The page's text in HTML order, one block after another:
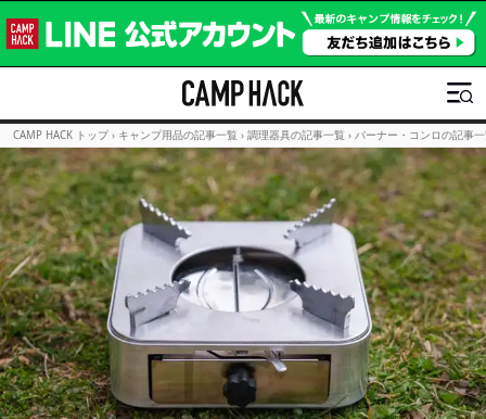
CAMP HACK トップ › キャンプ用品の記事一覧 › 調理器具の記事一覧 › バーナー・コンロの記事